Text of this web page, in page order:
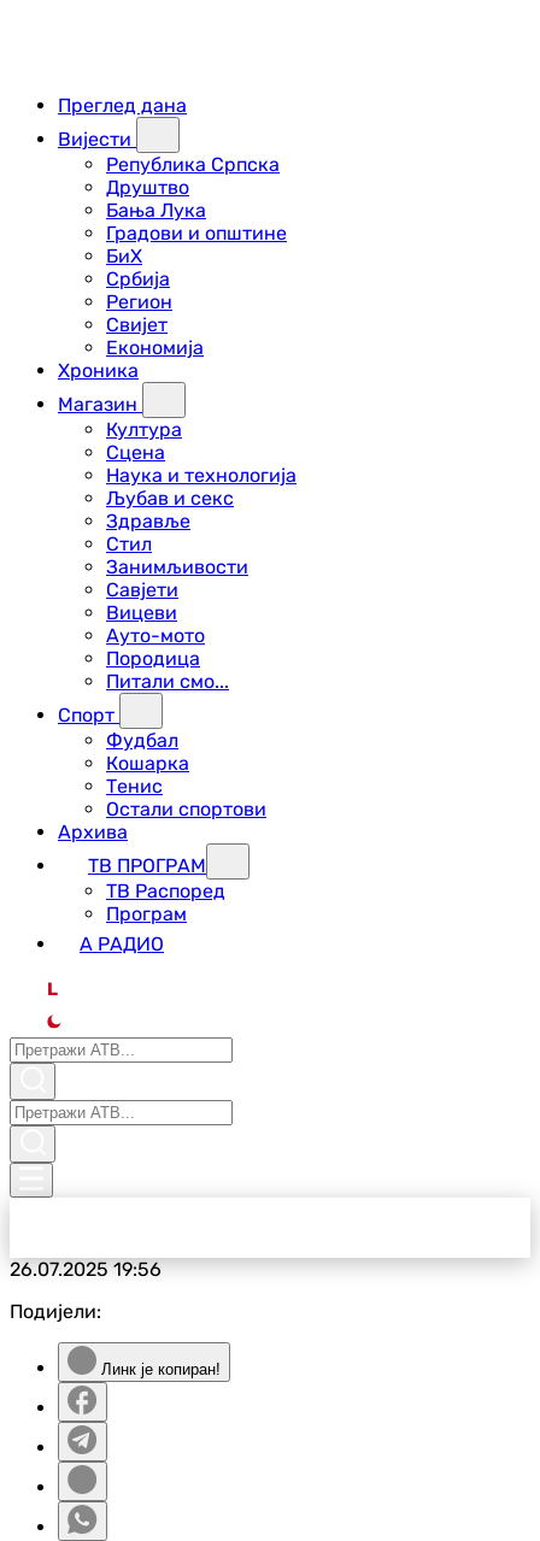
Преглед дана
Вијести
Република Српска
Друштво
Бања Лука
Градови и општине
БиХ
Србија
Регион
Свијет
Економија
Хроника
Магазин
Култура
Сцена
Наука и технологија
Љубав и секс
Здравље
Стил
Занимљивости
Савјети
Вицеви
Ауто-мото
Породица
Питали смо...
Спорт
Фудбал
Кошарка
Тенис
Остали спортови
Архива
ТВ ПРОГРАМ
ТВ Распоред
Програм
А РАДИО
L
26.07.202519:56
Подијели:
Линк је копиран!